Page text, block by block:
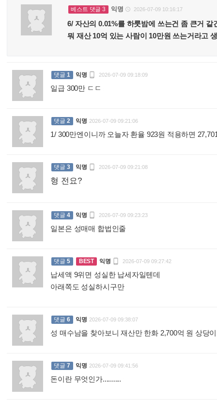
베스트 댓글 3 익명  2026-07-09 10:16:17
6/ 자산의 0.01%를 하룻밤에 쓰는건 좀 큰거 같
뭐 재산 10억 있는 사람이 10만원 쓰는거라고
댓글 1 익명  2026-07-09 09:18:09
일급 300만 ㄷㄷ
댓글 2 익명 2026-07-09 09:21:06
1/ 300만엔이니까 오늘자 환율 923원 적용하면
댓글 3 익명  2026-07-09 09:21:08
형 전요?
댓글 4 익명  2026-07-09 09:23:23
일본은 성매매 합법인줄
댓글 5 BEST 익명  2026-07-09 09:27:42
납세액 9위면 성실한 납세자일텐데
아래쪽도 성실하시구만
댓글 6 익명 2026-07-09 09:38:07
성 매수남을 찾아보니 재산만 한화 2,700억 원 상당
댓글 7 익명 2026-07-09 09:41:56
돈이란 무엇인가..........